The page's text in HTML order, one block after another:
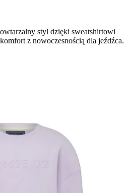
styl dzięki sweatshirtowi
z nowoczesnością dla jeźdźca.